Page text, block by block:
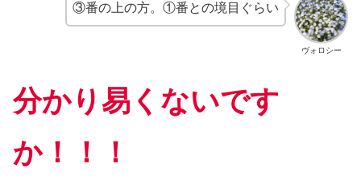
ヴォロシー
③番の上の方。①番との境目ぐらい
分かり易くないです
か！！！